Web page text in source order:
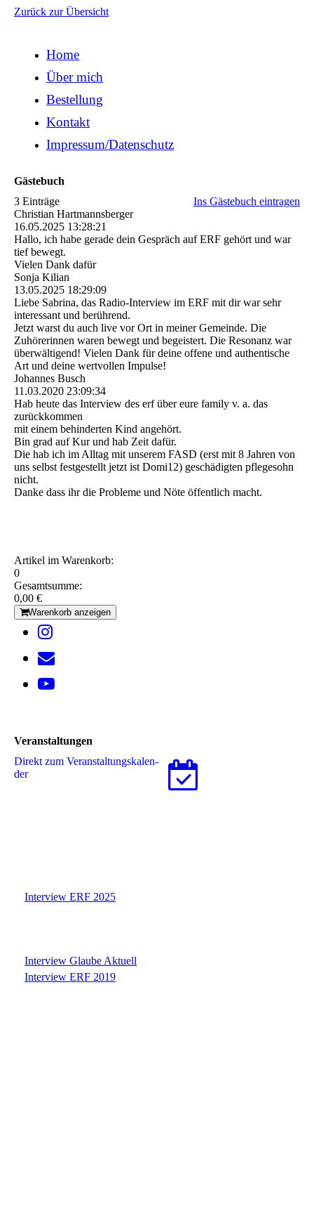
Zurück zur Übersicht
Home
Über mich
Bestellung
Kontakt
Impressum/Datenschutz
Gästebuch
3 Einträge
Ins Gästebuch eintragen
Christian Hartmannsberger
16.05.2025 13:28:21
Hallo, ich habe gerade dein Gespräch auf ERF gehört und war
tief bewegt.
Vielen Dank dafür
Sonja Kilian
13.05.2025 18:29:09
Liebe Sabrina, das Radio-Interview im ERF mit dir war sehr
interessant und berührend.
Jetzt warst du auch live vor Ort in meiner Gemeinde. Die
Zuhörerinnen waren bewegt und begeistert. Die Resonanz war
überwältigend! Vielen Dank für deine offene und authentische
Art und deine wertvollen Impulse!
Johannes Busch
11.03.2020 23:09:34
Hab heute das Interview des erf über eure family v. a. das
zurückkommen
mit einem behinderten Kind angehört.
Bin grad auf Kur und hab Zeit dafür.
Die hab ich im Alltag mit unserem FASD (erst mit 8 Jahren von
uns selbst festgestellt jetzt ist Domi12) geschädigten pflegesohn
nicht.
Danke dass ihr die Probleme und Nöte öffentlich macht.
Artikel im Warenkorb:
0
Gesamtsumme:
0,00 €
Warenkorb anzeigen
Veranstaltungen
Direkt zum Ver­an­stal­tungs­ka­len­
der
Interview ERF 2025
Interview Glaube Aktuell
Interview ERF 2019